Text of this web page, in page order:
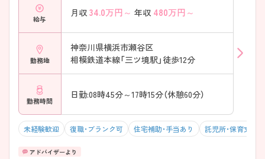
給与
月収 34.0万円～ 年収 480万円～
勤務地
神奈川県横浜市瀬谷区
相模鉄道本線「三ツ境駅」徒歩12分
勤務時間
日勤:08時45分～17時15分（休憩60分）
未経験歓迎 復職・ブランク可 住宅補助・手当あり 託児所・保育支援